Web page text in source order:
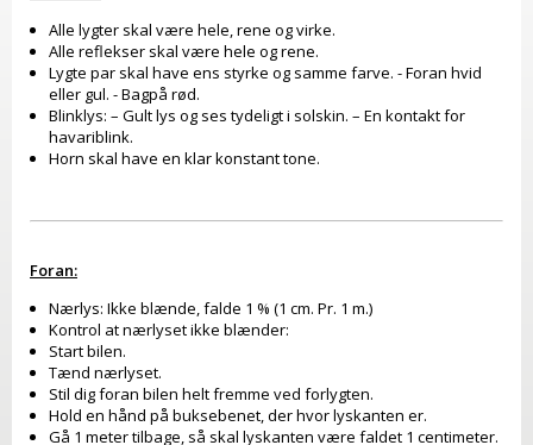
Alle lygter skal være hele, rene og virke.
Alle reflekser skal være hele og rene.
Lygte par skal have ens styrke og samme farve. - Foran hvid
eller gul. - Bagpå rød.
Blinklys: – Gult lys og ses tydeligt i solskin. – En kontakt for
havariblink.
Horn skal have en klar konstant tone.
Foran:
Nærlys: Ikke blænde, falde 1 % (1 cm. Pr. 1 m.)
Kontrol at nærlyset ikke blænder:
Start bilen.
Tænd nærlyset.
Stil dig foran bilen helt fremme ved forlygten.
Hold en hånd på buksebenet, der hvor lyskanten er.
Gå 1 meter tilbage, så skal lyskanten være faldet 1 centimeter.